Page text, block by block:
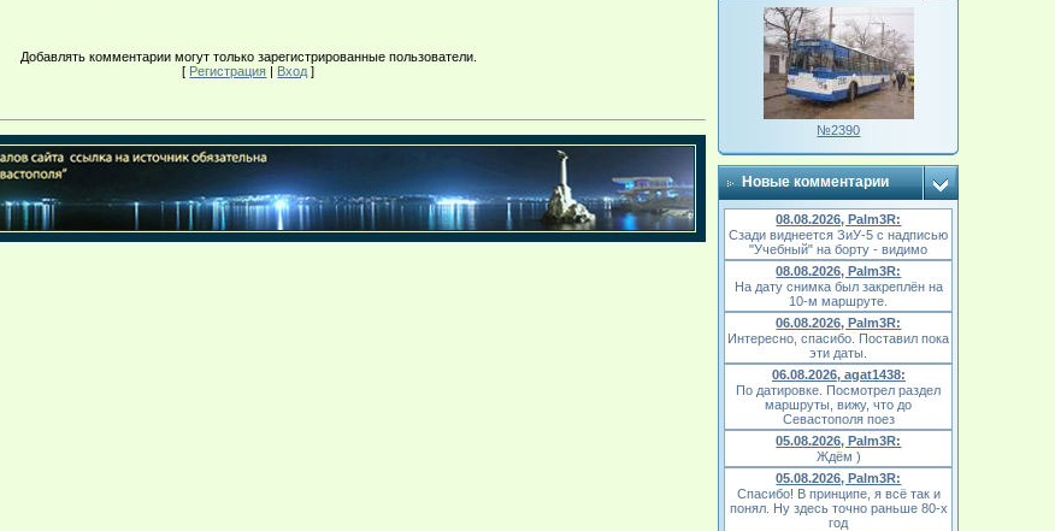
Добавлять комментарии могут только зарегистрированные пользователи.
[ Регистрация | Вход ]
№2390
Новые комментарии
08.08.2026, Palm3R:
Сзади виднеется ЗиУ-5 с надписью
"Учебный" на борту - видимо
08.08.2026, Palm3R:
На дату снимка был закреплён на
10-м маршруте.
06.08.2026, Palm3R:
Интересно, спасибо. Поставил пока
эти даты.
06.08.2026, agat1438:
По датировке. Посмотрел раздел
маршруты, вижу, что до
Севастополя поез
05.08.2026, Palm3R:
Ждём )
05.08.2026, Palm3R:
Спасибо! В принципе, я всё так и
понял. Ну здесь точно раньше 80-х
год